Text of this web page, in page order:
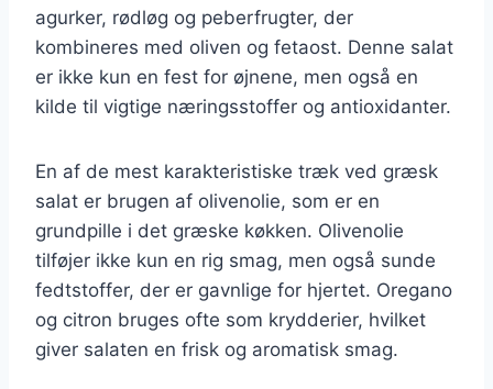
agurker, rødløg og peberfrugter, der
kombineres med oliven og fetaost. Denne salat
er ikke kun en fest for øjnene, men også en
kilde til vigtige næringsstoffer og antioxidanter.
En af de mest karakteristiske træk ved græsk
salat er brugen af olivenolie, som er en
grundpille i det græske køkken. Olivenolie
tilføjer ikke kun en rig smag, men også sunde
fedtstoffer, der er gavnlige for hjertet. Oregano
og citron bruges ofte som krydderier, hvilket
giver salaten en frisk og aromatisk smag.